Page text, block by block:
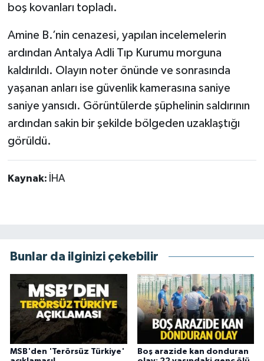
boş kovanları topladı.
Amine B.’nin cenazesi, yapılan incelemelerin
ardından Antalya Adli Tıp Kurumu morguna
kaldırıldı. Olayın noter önünde ve sonrasında
yaşanan anları ise güvenlik kamerasına saniye
saniye yansıdı. Görüntülerde şüphelinin saldırının
ardından sakin bir şekilde bölgeden uzaklaştığı
görüldü.
Kaynak: İHA
Bunlar da ilginizi çekebilir
MSB'den 'Terörsüz Türkiye'
Boş arazide kan donduran